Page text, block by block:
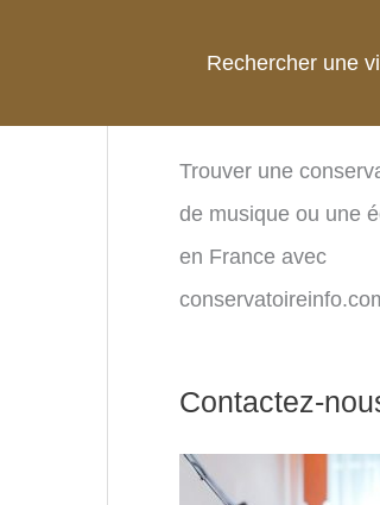
Rechercher une
Trouver une
de musique ou une
en France avec
Contactez-